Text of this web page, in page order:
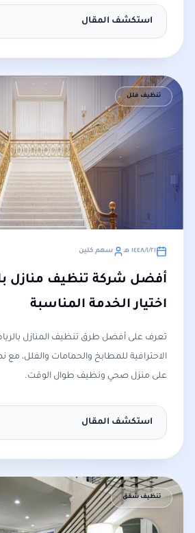
استكشف المقال
تنظيف فلل
٢١‏/١‏/١٤٤٨ هـ سهم كلين
أفضل شركة تنظيف منازل
اختيار الخدمة المناسبة
تعرف على أفضل طرق تنظيف المنازل
الاحترافية للمطابخ والحمامات والفلل، مع
على منزل صحي ونظيف طوال الوقت.
استكشف المقال
تنظيف شقق